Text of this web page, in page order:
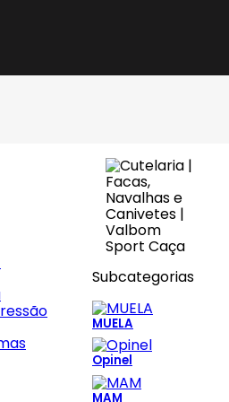
Subcategorias
MUELA
Opinel
MAM